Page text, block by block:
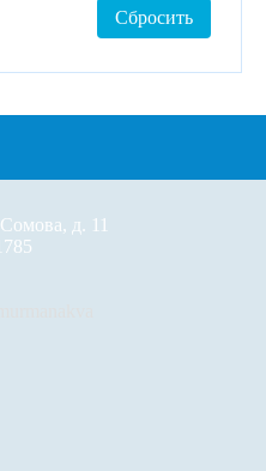
д. 11